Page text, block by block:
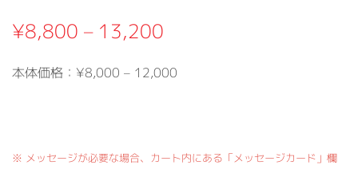
¥8,800 – 13,200
本体価格：¥8,000 – 12,000
※ メッセージが必要な場合、カート内にある「メッセージカード」欄